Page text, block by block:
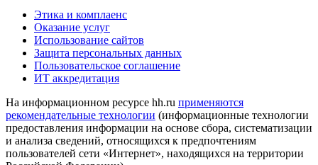
Этика и комплаенс
Оказание услуг
Использование сайтов
Защита персональных данных
Пользовательское соглашение
ИТ аккредитация
На информационном ресурсе hh.ru применяются
рекомендательные технологии (информационные технологии
предоставления информации на основе сбора, систематизации
и анализа сведений, относящихся к предпочтениям
пользователей сети «Интернет», находящихся на территории